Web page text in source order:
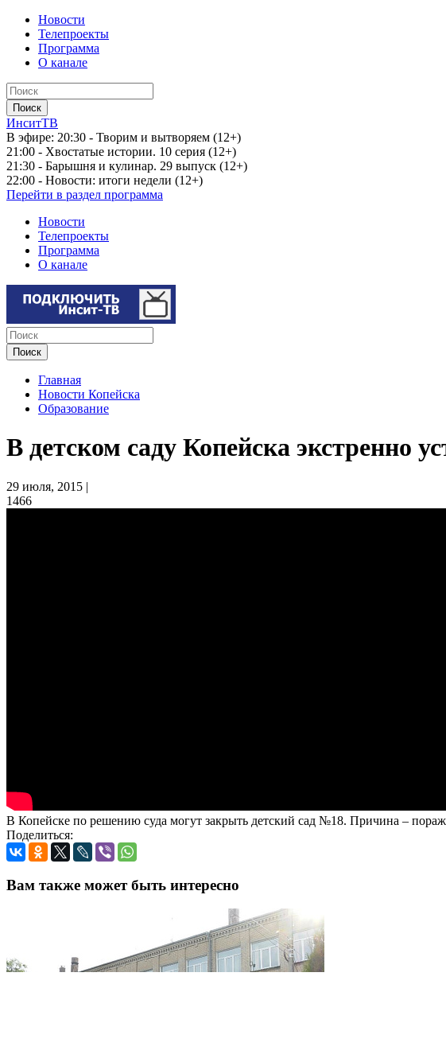
Новости
Телепроекты
Программа
О канале
ИнситТВ
В эфире: 20:30 - Творим и вытворяем (12+)
21:00 - Хвостатые истории. 10 серия (12+)
21:30 - Барышня и кулинар. 29 выпуск (12+)
22:00 - Новости: итоги недели (12+)
Перейти в раздел программа
Новости
Телепроекты
Программа
О канале
Главная
Новости Копейска
Образование
В детском саду Копейска экстренно
29 июля, 2015 |
1466
В Копейске по решению суда могут закрыть детский сад №18. Причина –
Поделиться:
Вам также может быть интересно